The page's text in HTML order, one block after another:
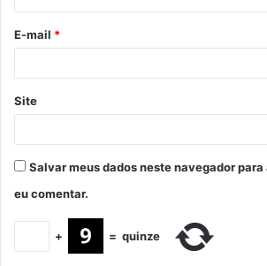
E-mail *
Site
Salvar meus dados neste navegador
eu comentar.
+ = quinze